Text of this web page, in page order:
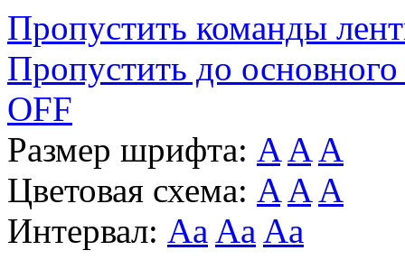
Пропустить команды
Пропустить до основного
OFF
Размер шрифта: A A A
Цветовая схема: A A A
Интервал: Aa Aa Aa